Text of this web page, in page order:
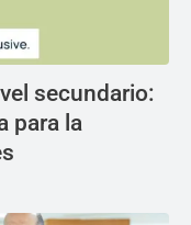
secundario:
para la